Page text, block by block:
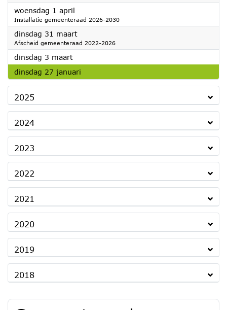
woensdag 1 april
Installatie gemeenteraad 2026-2030
dinsdag 31 maart2026
Afscheid gemeenteraad 2022-2026
dinsdag 3 maart2026
dinsdag 27 januari
2025
2024
2023
2022
2021
2020
2019
2018